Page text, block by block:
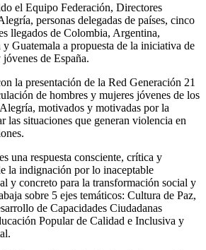
el Equipo Federación, Directores
personas delegadas de países, cinco
llegados de Colombia, Argentina,
Guatemala a propuesta de la iniciativa de
de España.
la presentación de la Red Generación 21
de hombres y mujeres jóvenes de los
motivados y motivadas por la
las situaciones que generan violencia en
una respuesta consciente, crítica y
la indignación por lo inaceptable
y concreto para la transformación social y
sobre 5 ejes temáticos: Cultura de Paz,
de Capacidades Ciudadanas
Popular de Calidad e Inclusiva y